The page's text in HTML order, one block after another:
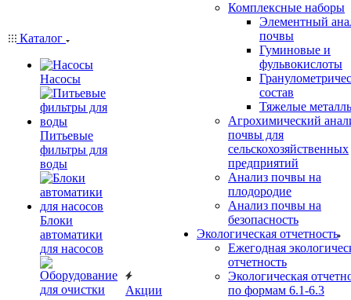
Каталог
Насосы
Питьевые
фильтры для
воды
Блоки
автоматики
для насосов
Акции
Комплексные наборы
Элементный
почвы
Гуминовые и
фульвокислоты
состав
Тяжелые
Агрохимический
почвы для
сельскохозяйственных
предприятий
Анализ почвы на
плодородие
Анализ почвы на
безопасность
Экологическая отчетность
Ежегодная
отчетность
Экологическая
по формам 6.1-6.3